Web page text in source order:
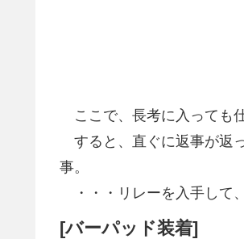
ここで、長考に入っても
すると、直ぐに返事が返
事。
・・・リレーを入手して
[バーパッド装着]